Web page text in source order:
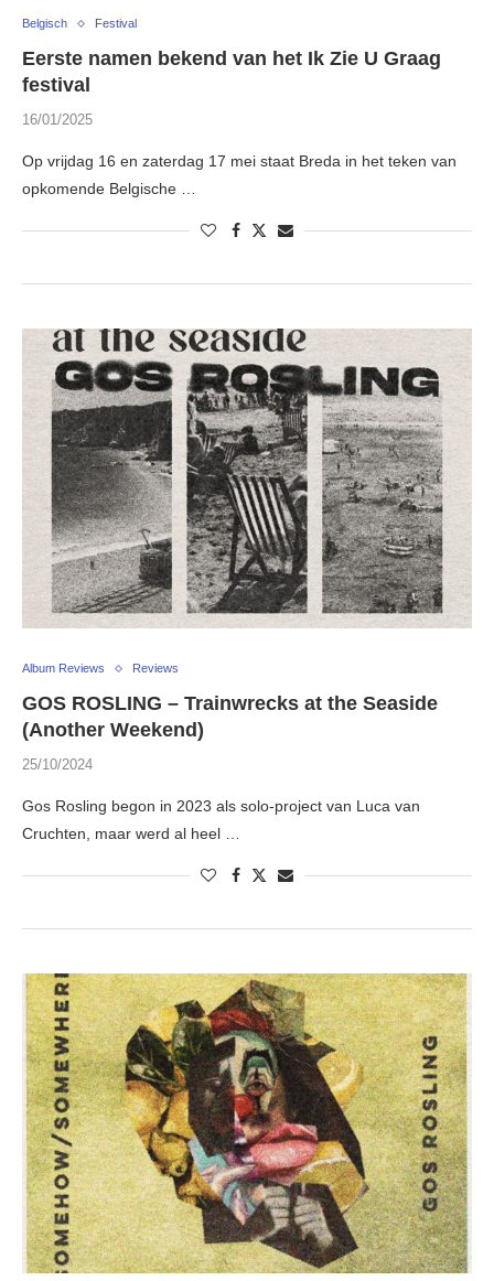
Belgisch Festival
Eerste namen bekend van het Ik Zie U Graag
festival
16/01/2025
Op vrijdag 16 en zaterdag 17 mei staat Breda in het teken van
opkomende Belgische …
Album Reviews Reviews
GOS ROSLING – Trainwrecks at the Seaside
(Another Weekend)
25/10/2024
Gos Rosling begon in 2023 als solo-project van Luca van
Cruchten, maar werd al heel …